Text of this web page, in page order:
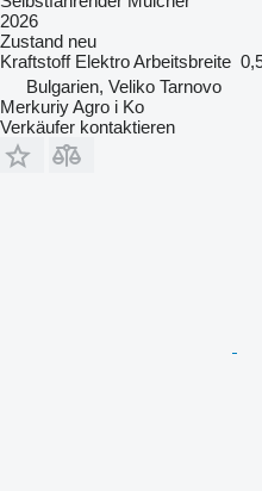
2026
Zustand neu
Kraftstoff ElektroArbeitsbreite
Bulgarien, Veliko Tarnovo
Merkuriy Agro i Ko
Verkäufer kontaktieren